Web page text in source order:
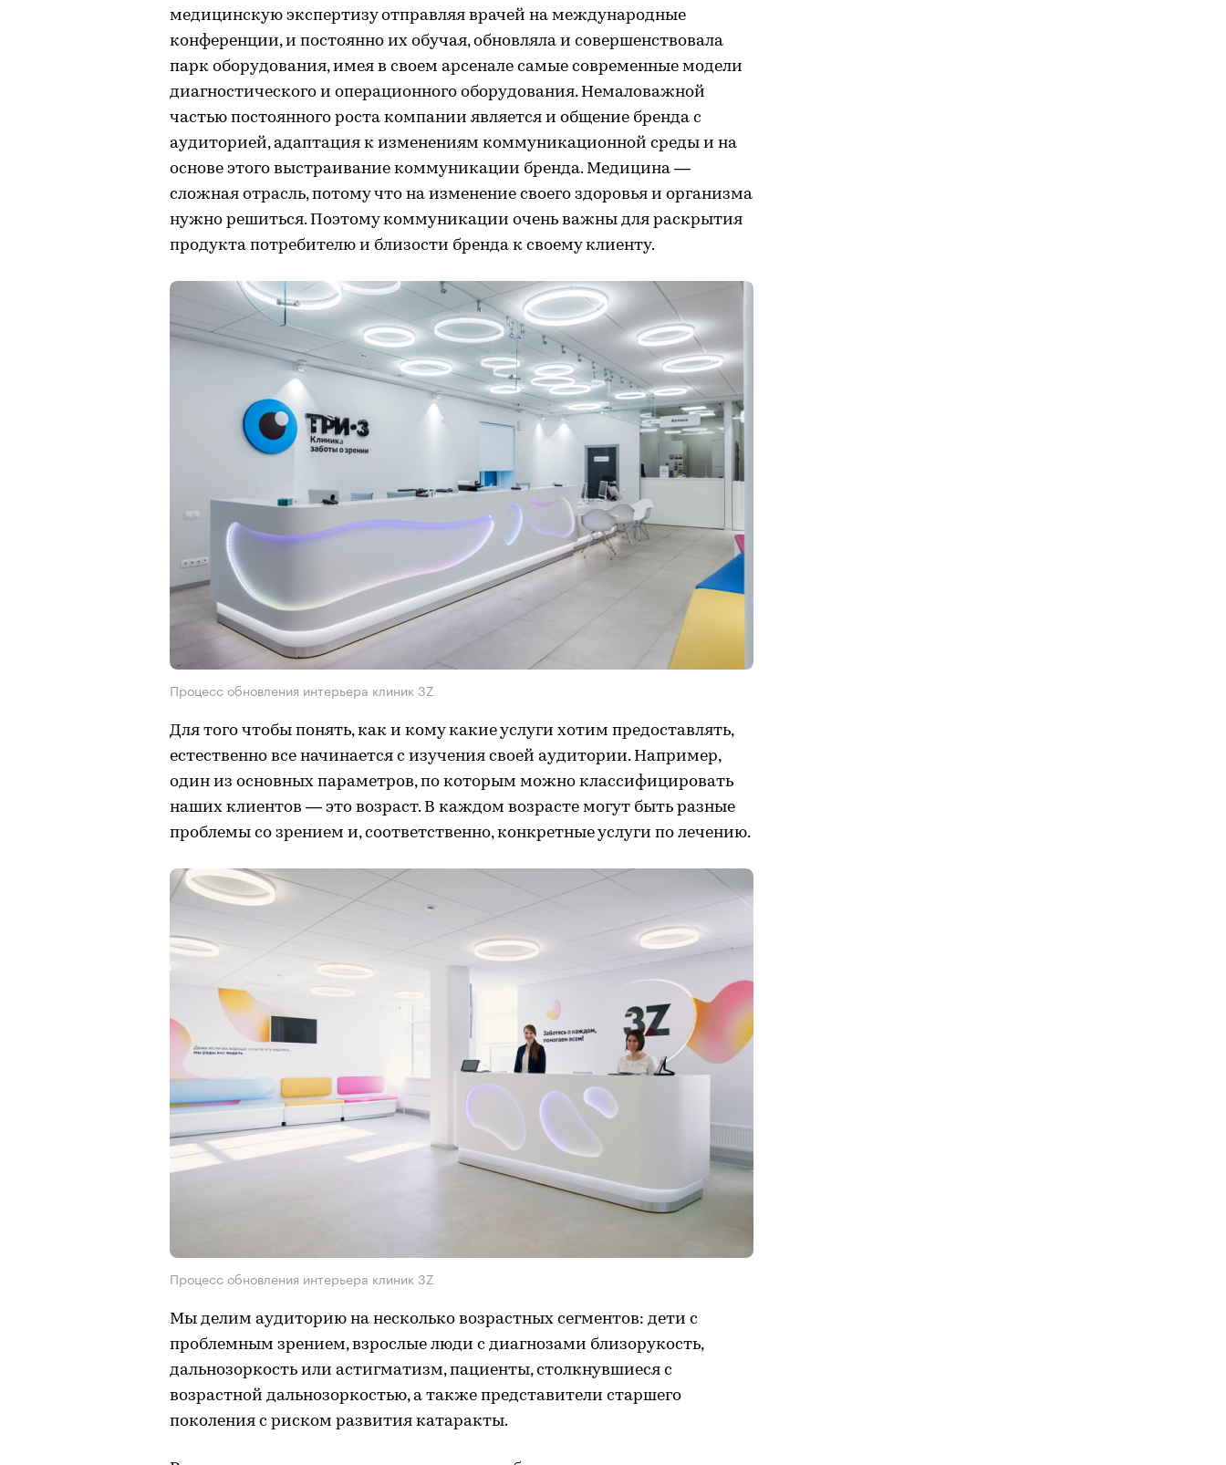
медицинскую экспертизу отправляя врачей на международные
конференции, и постоянно их обучая, обновляла и совершенствовала
парк оборудования, имея в своем арсенале самые современные модели
диагностического и операционного оборудования. Немаловажной
частью постоянного роста компании является и общение бренда с
аудиторией, адаптация к изменениям коммуникационной среды и на
основе этого выстраивание коммуникации бренда. Медицина —
сложная отрасль, потому что на изменение своего здоровья и организма
нужно решиться. Поэтому коммуникации очень важны для раскрытия
продукта потребителю и близости бренда к своему клиенту.
Процесс обновления интерьера клиник 3Z
Для того чтобы понять, как и кому какие услуги хотим предоставлять,
естественно все начинается с изучения своей аудитории. Например,
один из основных параметров, по которым можно классифицировать
наших клиентов — это возраст. В каждом возрасте могут быть разные
проблемы со зрением и, соответственно, конкретные услуги по лечению.
Процесс обновления интерьера клиник 3Z
Мы делим аудиторию на несколько возрастных сегментов: дети с
проблемным зрением, взрослые люди с диагнозами близорукость,
дальнозоркость или астигматизм, пациенты, столкнувшиеся с
возрастной дальнозоркостью, а также представители старшего
поколения с риском развития катаракты.